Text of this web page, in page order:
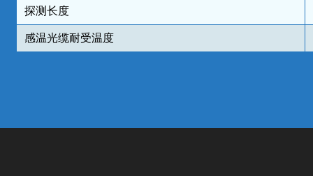
探测长度
感温光缆耐受温度